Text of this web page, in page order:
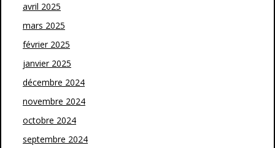
avril 2025
mars 2025
février 2025
janvier 2025
décembre 2024
novembre 2024
octobre 2024
septembre 2024